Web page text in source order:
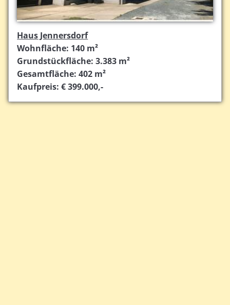
Haus Jennersdorf
Wohnfläche: 140 m²
Grundstückfläche: 3.383 m²
Gesamtfläche: 402 m²
Kaufpreis: € 399.000,-